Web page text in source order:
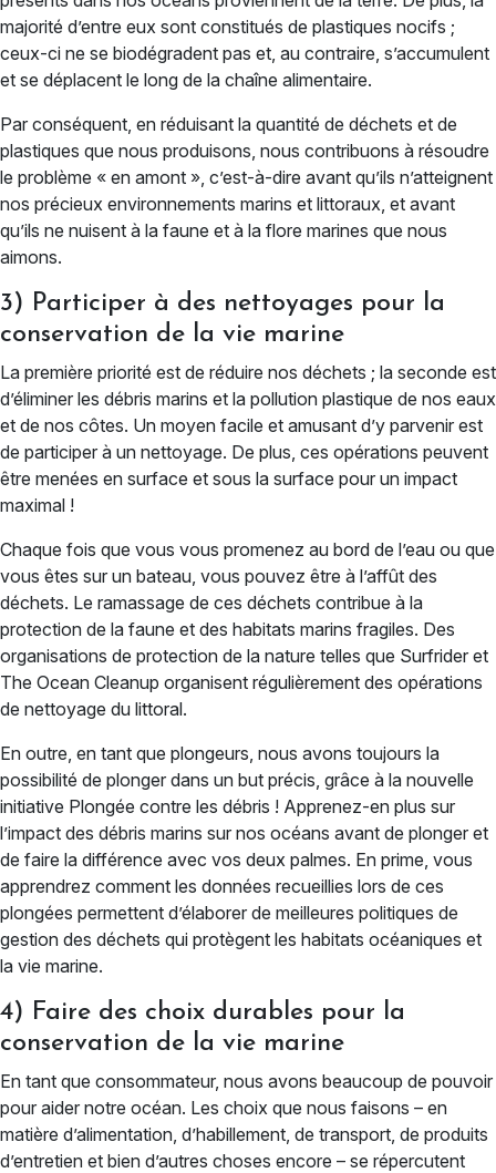
majorité d’entre eux sont constitués de plastiques nocifs ;
ceux-ci ne se biodégradent pas et, au contraire, s’accumulent
et se déplacent le long de la chaîne alimentaire.
Par conséquent, en réduisant la quantité de déchets et de
plastiques que nous produisons, nous contribuons à résoudre
le problème « en amont », c’est-à-dire avant qu’ils n’atteignent
nos précieux environnements marins et littoraux, et avant
qu’ils ne nuisent à la faune et à la flore marines que nous
aimons.
3) Participer à des nettoyages pour la
conservation de la vie marine
La première priorité est de réduire nos déchets ; la seconde est
d’éliminer les débris marins et la pollution plastique de nos eaux
et de nos côtes. Un moyen facile et amusant d’y parvenir est
de participer à un nettoyage. De plus, ces opérations peuvent
être menées en surface et sous la surface pour un impact
maximal !
Chaque fois que vous vous promenez au bord de l’eau ou que
vous êtes sur un bateau, vous pouvez être à l’affût des
déchets. Le ramassage de ces déchets contribue à la
protection de la faune et des habitats marins fragiles. Des
organisations de protection de la nature telles que Surfrider et
The Ocean Cleanup organisent régulièrement des opérations
de nettoyage du littoral.
En outre, en tant que plongeurs, nous avons toujours la
possibilité de plonger dans un but précis, grâce à la nouvelle
initiative Plongée contre les débris ! Apprenez-en plus sur
l’impact des débris marins sur nos océans avant de plonger et
de faire la différence avec vos deux palmes. En prime, vous
apprendrez comment les données recueillies lors de ces
plongées permettent d’élaborer de meilleures politiques de
gestion des déchets qui protègent les habitats océaniques et
la vie marine.
4) Faire des choix durables pour la
conservation de la vie marine
En tant que consommateur, nous avons beaucoup de pouvoir
pour aider notre océan. Les choix que nous faisons – en
matière d’alimentation, d’habillement, de transport, de produits
d’entretien et bien d’autres choses encore – se répercutent